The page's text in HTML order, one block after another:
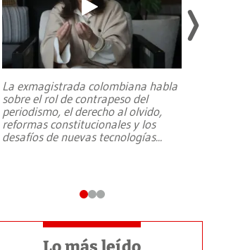
La exmagistrada colombiana habla
sobre el rol de contrapeso del
periodismo, el derecho al olvido,
reformas constitucionales y los
desafíos de nuevas tecnologías...